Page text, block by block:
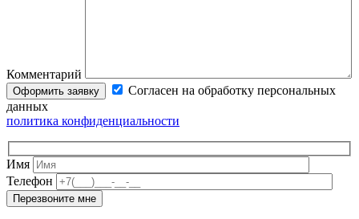
Комментарий
Согласен на обработку персональных
данных
политика конфиденциальности
Имя
Телефон